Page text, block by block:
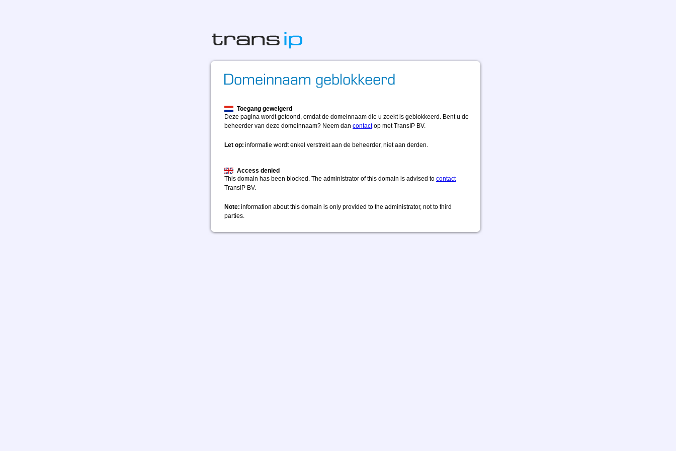
Toegang geweigerd
Deze pagina wordt getoond, omdat de domeinnaam die u zoekt is geblokkeerd. Bent u de
beheerder van deze domeinnaam? Neem dan contactop met TransIP BV.
Let op: informatie wordt enkel verstrekt aan de beheerder, niet aan derden.
Access denied
This domain has been blocked. The administrator of this domain is advised to contact
TransIP BV.
Note: information about this domain is only provided to the administrator, not to third
parties.